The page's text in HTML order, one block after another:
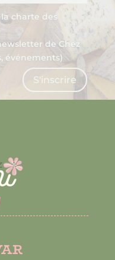
charte des
de Chez
événements)
S'inscrire